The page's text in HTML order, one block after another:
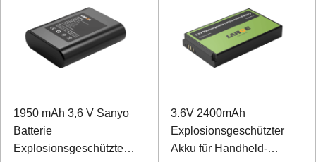
1950 mAh 3,6 V Sanyo
Batterie
Explosionsgeschützte
3.6V 2400mAh
Explosionsgeschützter
Akku für Handheld-